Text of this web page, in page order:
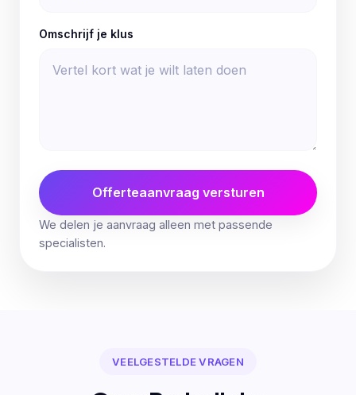
Omschrijf je klus
Offerteaanvraag versturen
We delen je aanvraag alleen met passende
specialisten.
VEELGESTELDE VRAGEN